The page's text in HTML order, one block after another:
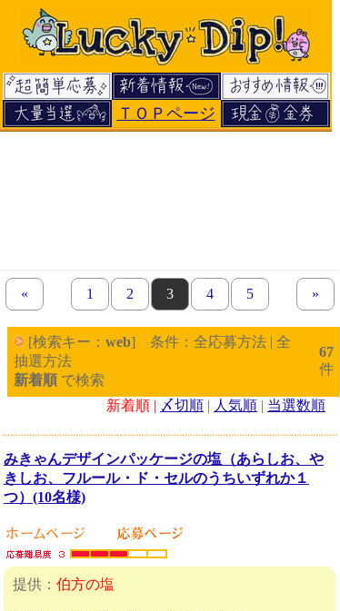
ＴＯＰページ
« previous set of pages
page
1 page
2 page
3 page
4 page
5 next
»
[検索キー： web] 条件：全応募方法 | 全
抽選方法
新着順 で検索
67
件
新着順 | 〆切順 | 人気順 | 当選数順
みきゃんデザインパッケージの塩（あらしお、や
きしお、フルール・ド・セルのうちいずれか１
つ）(10名様)
提供： 伯方の塩